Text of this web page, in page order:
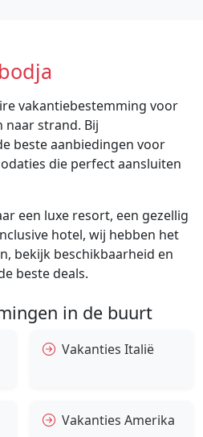
vakantiebestemming voor
naar strand. Bij
beste aanbiedingen voor
die perfect aansluiten
een luxe resort, een gezellig
hotel, wij hebben het
bekijk beschikbaarheid en
beste deals.
in de buurt
Vakanties Italië
Vakanties Amerika